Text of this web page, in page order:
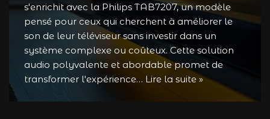
s'enrichit avec la Philips TAB7207, un modèle
pensé pour ceux qui cherchent à améliorer le
son de leur téléviseur sans investir dans un
système complexe ou coûteux. Cette solution
audio polyvalente et abordable promet de
transformer l'expérience… Lire la suite »